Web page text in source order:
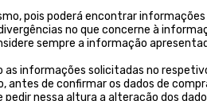
pois poderá encontrar
no que concerne à
sempre a informação
informações solicitadas no
de confirmar os dados de
nessa altura a alteração dos